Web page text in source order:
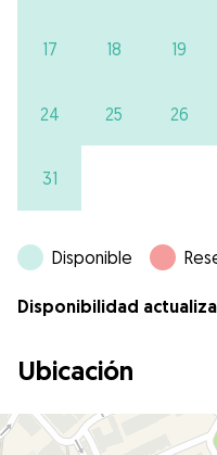
17 18 19
24 25 26
31
Disponible
Disponibilidad
Ubicación